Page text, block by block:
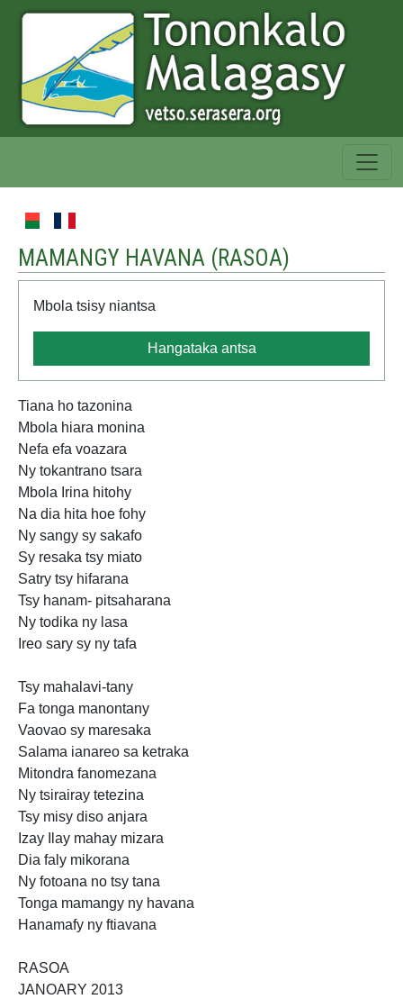
MAMANGY HAVANA (RASOA)
Mbola tsisy niantsa
Hangataka antsa
Tiana ho tazonina
Mbola hiara monina
Nefa efa voazara
Ny tokantrano tsara
Mbola Irina hitohy
Na dia hita hoe fohy
Ny sangy sy sakafo
Sy resaka tsy miato
Satry tsy hifarana
Tsy hanam- pitsaharana
Ny todika ny lasa
Ireo sary sy ny tafa
Tsy mahalavi-tany
Fa tonga manontany
Vaovao sy maresaka
Salama ianareo sa ketraka
Mitondra fanomezana
Ny tsirairay tetezina
Tsy misy diso anjara
Izay Ilay mahay mizara
Dia faly mikorana
Ny fotoana no tsy tana
Tonga mamangy ny havana
Hanamafy ny ftiavana
RASOA
JANOARY 2013